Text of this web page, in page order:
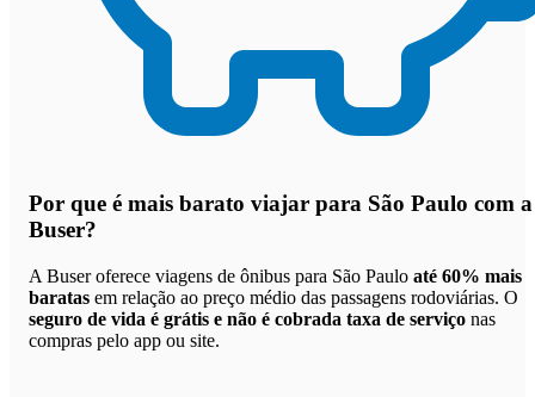
Por que é mais barato viajar para São Paulo com a
Buser?
A Buser oferece viagens de ônibus para São Paulo até 60% mais
baratas em relação ao preço médio das passagens rodoviárias. O
seguro de vida é grátis e não é cobrada taxa de serviço nas
compras pelo app ou site.